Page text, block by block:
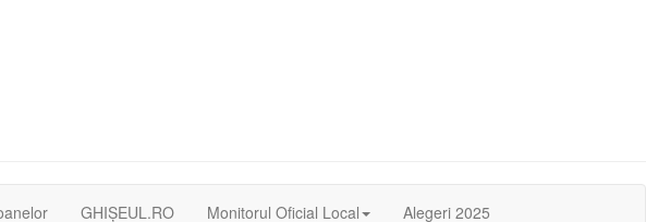
GHIȘEUL.RO Monitorul Oficial Local Alegeri 2025